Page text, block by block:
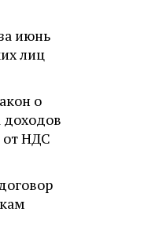
июнь
лиц
о
доходов
от НДС